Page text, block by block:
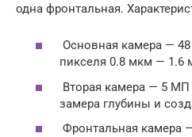
одна фронтальная.
Основная камера —
пикселя 0.8 мкм —
Вторая камера — 5 МП
замера глубины и
Фронтальная камера